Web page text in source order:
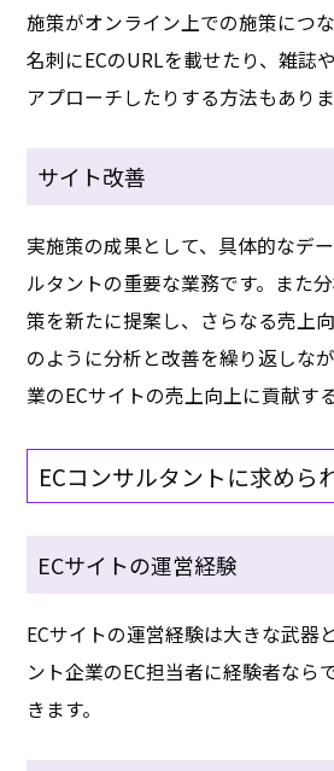
施策がオンライン上での施策につ
名刺にECのURLを載せたり、雑誌
アプローチしたりする方法もありま
サイト改善
実施策の成果として、具体的なデ
ルタントの重要な業務です。また
策を新たに提案し、さらなる売上
のように分析と改善を繰り返しな
業のECサイトの売上向上に貢献す
ECコンサルタントに求めら
ECサイトの運営経験
ECサイトの運営経験は大きな武器
ント企業のEC担当者に経験者なら
きます。